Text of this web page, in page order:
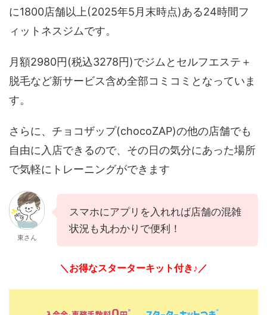
に1800店舗以上(2025年5月末時点)ある24時間フ
ィットネスジムです。
月額2980円(税込3278円)でジムとセルフエステ＋
脱毛など新サービス含め全部コミコミとなっていま
す。
さらに、チョコザップ(chocoZAP)の他の店舗でも
自由に入店できるので、その日の気分にあった場所
で気軽にトレーニングができます
東さん
スマホにアプリを入れれば店舗の混雑
状況も丸わかりで便利！
＼お得なスターターキット付き♪／